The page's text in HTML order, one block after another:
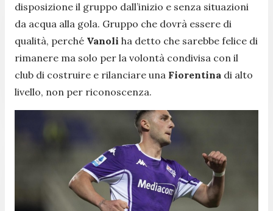
disposizione il gruppo dall’inizio e senza situazioni
da acqua alla gola. Gruppo che dovrà essere di
qualità, perché Vanoli ha detto che sarebbe felice di
rimanere ma solo per la volontà condivisa con il
club di costruire e rilanciare una Fiorentina di alto
livello, non per riconoscenza.